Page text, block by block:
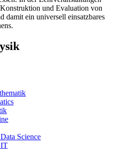
und Evaluation von
damit ein universell einsatzbares
Science
IT